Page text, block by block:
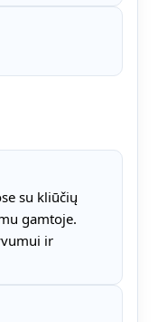
su kliūčių
gamtoje.
ir